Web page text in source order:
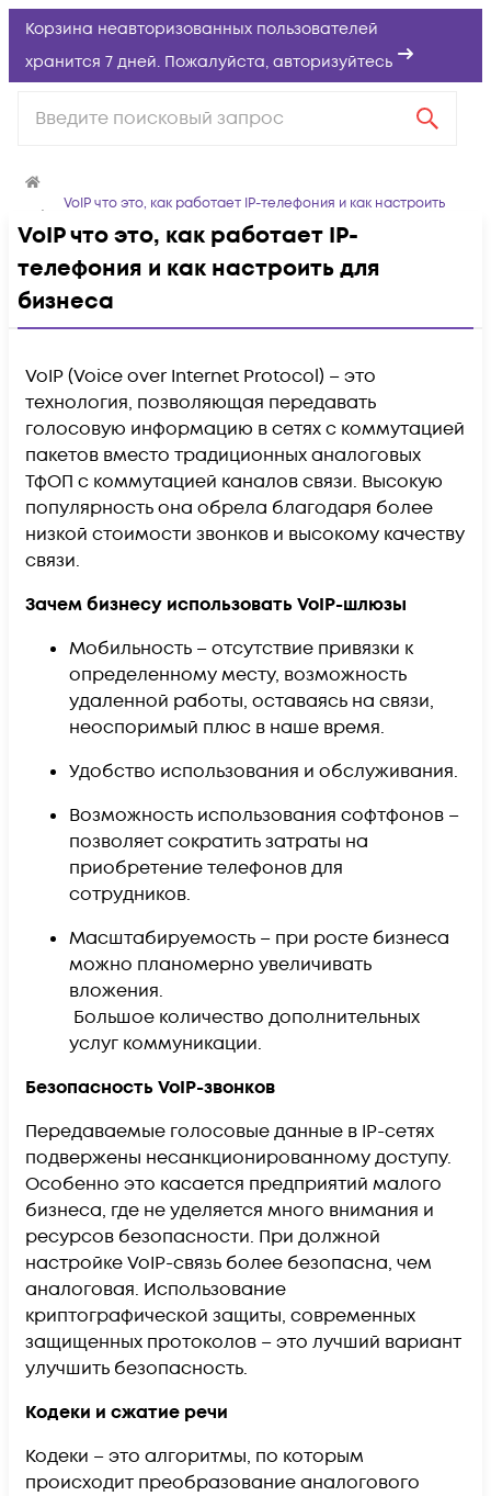
Корзина неавторизованных пользователей
хранится 7 дней. Пожалуйста, авторизуйтесь
VoIP что это, как работает IP-телефония и как настроить
для бизнеса
VoIP что это, как работает IP-
телефония и как настроить для
бизнеса
VoIP (Voice over Internet Protocol) – это
технология, позволяющая передавать
голосовую информацию в сетях с коммутацией
пакетов вместо традиционных аналоговых
ТфОП с коммутацией каналов связи. Высокую
популярность она обрела благодаря более
низкой стоимости звонков и высокому качеству
связи.
Зачем бизнесу использовать VoIP-шлюзы
Мобильность – отсутствие привязки к
определенному месту, возможность
удаленной работы, оставаясь на связи,
неоспоримый плюс в наше время.
Удобство использования и обслуживания.
Возможность использования софтфонов –
позволяет сократить затраты на
приобретение телефонов для
сотрудников.
Масштабируемость – при росте бизнеса
можно планомерно увеличивать
вложения.
Большое количество дополнительных
услуг коммуникации.
Безопасность VoIP-звонков
Передаваемые голосовые данные в IP-сетях
подвержены несанкционированному доступу.
Особенно это касается предприятий малого
бизнеса, где не уделяется много внимания и
ресурсов безопасности. При должной
настройке VoIP-связь более безопасна, чем
аналоговая. Использование
криптографической защиты, современных
защищенных протоколов – это лучший вариант
улучшить безопасность.
Кодеки и сжатие речи
Кодеки – это алгоритмы, по которым
происходит преобразование аналогового